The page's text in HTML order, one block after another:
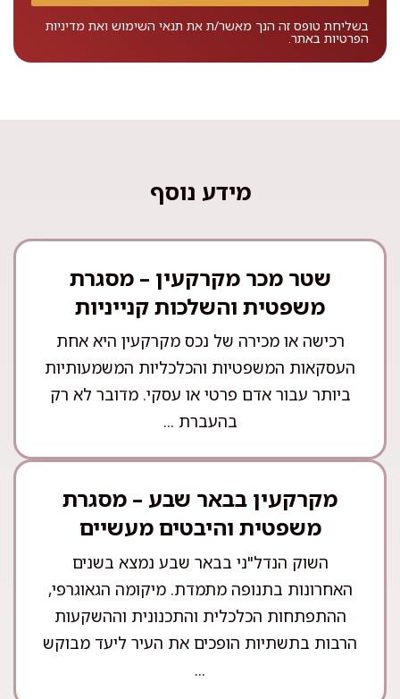
בשליחת טופס זה הנך מאשר/ת את תנאי השימוש ואת מדיניות
הפרטיות באתר.
מידע נוסף
שטר מכר מקרקעין – מסגרת
משפטית והשלכות קנייניות
רכישה או מכירה של נכס מקרקעין היא אחת
העסקאות המשפטיות והכלכליות המשמעותיות
ביותר עבור אדם פרטי או עסקי. מדובר לא רק
בהעברת ...
מקרקעין בבאר שבע – מסגרת
משפטית והיבטים מעשיים
השוק הנדל"ני בבאר שבע נמצא בשנים
האחרונות בתנופה מתמדת. מיקומה הגאוגרפי,
ההתפתחות הכלכלית והתכנונית וההשקעות
הרבות בתשתיות הופכים את העיר ליעד מבוקש
...